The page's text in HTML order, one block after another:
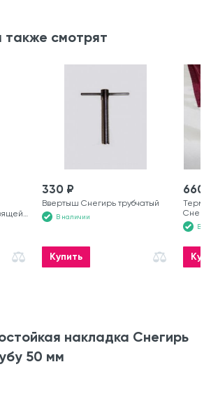
смотрят
330 ₽
Ввертыш Снегирь трубчатый
В наличии
Купить
мм В
накладка Снегирь
50 мм